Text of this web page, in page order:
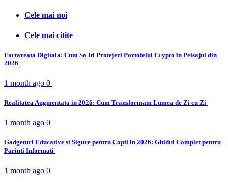
Cele mai noi
Cele mai citite
Fortareata Digitala: Cum Sa Iti Protejezi Portofelul Crypto in Peisajul din
2026
1 month ago 0
Realitatea Augmentata in 2026: Cum Transformam Lumea de Zi cu Zi
1 month ago 0
Gadgeturi Educative si Sigure pentru Copii in 2026: Ghidul Complet pentru
Parinti Informati
1 month ago 0